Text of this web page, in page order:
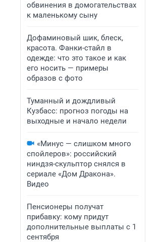
обвинения в домогательствах
к маленькому сыну
Дофаминовый шик, блеск,
красота. Фанки-стайл в
одежде: что это такое и как
его носить — примеры
образов с фото
Туманный и дождливый
Кузбасс: прогноз погоды на
выходные и начало недели
«Минус — слишком много
спойлеров»: российский
ниндзя-скульптор снялся в
сериале «Дом Дракона».
Видео
Пенсионеры получат
прибавку: кому придут
дополнительные выплаты с 1
сентября